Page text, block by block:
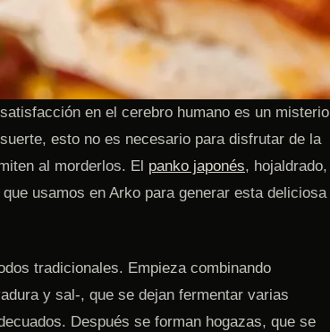
en el cerebro humano es un misterio
esto no es necesario para disfrutar de la
al morderlos. El panko japonés, hojaldrado,
usamos en Arko para generar esta deliciosa
tradicionales. Empieza combinando
y sal-, que se dejan fermentar varias
Después se forman hogazas, que se